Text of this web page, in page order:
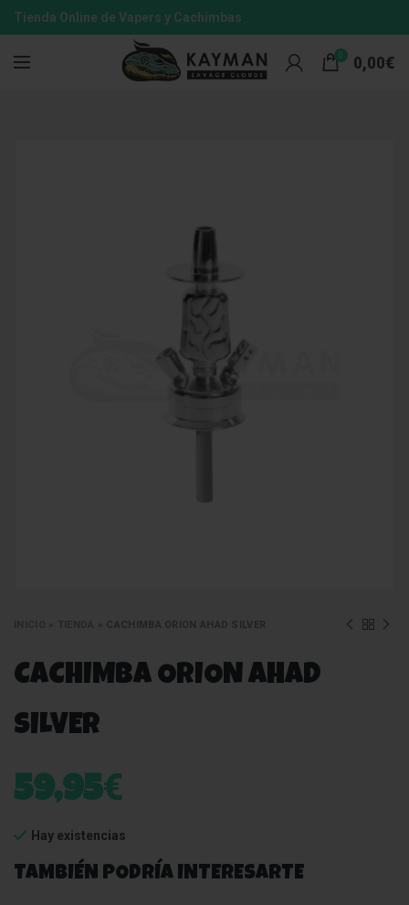
Tienda Online de Vapers y Cachimbas
0 0,00€
CACHIMBA ORION AHAD SILVER
CACHIMBA ORION AHAD
SILVER
59,95€
Hay existencias
TAMBIÉN PODRÍA INTERESARTE